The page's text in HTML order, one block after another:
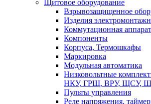
Щитовое оборудование
Взрывозащищенное
Изделия
Коммутационная
Компоненты
Корпуса, Термошкафы
Маркировка
Модульная автоматика
Низковольтные
НКУ, ГРЩ, ВРУ, ЩСУ,
Пульты управления
Реле напряжения,